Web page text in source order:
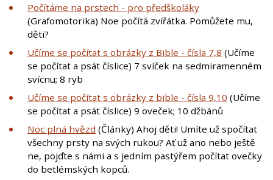
Počítáme na prstech - pro předškoláky
(Grafomotorika) Noe počítá zvířátka. Pomůžete mu,
děti?
Učíme se počítat s obrázky z Bible - čísla 7,8 (Učíme
se počítat a psát číslice) 7 svíček na sedmiramenném
svícnu; 8 ryb
Učíme se počítat s obrázky z bible - čísla 9,10 (Učíme
se počítat a psát číslice) 9 oveček; 10 džbánů
Noc plná hvězd (Články) Ahoj děti! Umíte už spočítat
všechny prsty na svých rukou? Ať už ano nebo ještě
ne, pojďte s námi a s jedním pastýřem počítat ovečky
do betlémských kopců.